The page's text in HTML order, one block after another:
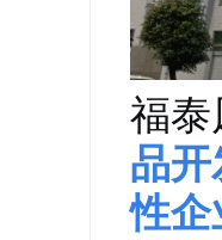
福
品
性企